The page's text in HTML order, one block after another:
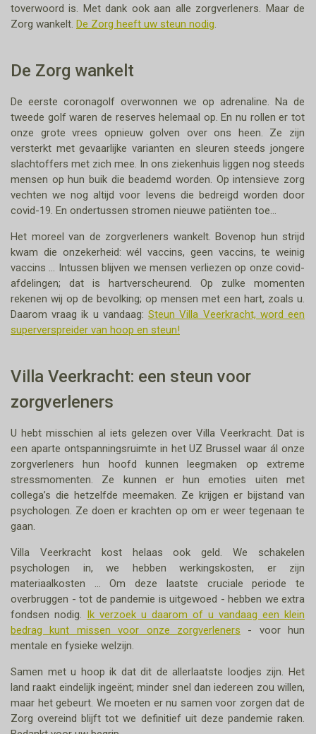
toverwoord is. Met dank ook aan alle zorgverleners. Maar de
Zorg wankelt. De Zorg heeft uw steun nodig
De Zorg wankelt
De eerste coronagolf overwonnen we op adrenaline. Na de
tweede golf waren de reserves helemaal op. En nu rollen er tot
onze grote vrees opnieuw golven over ons heen. Ze zijn
versterkt met gevaarlijke varianten en sleuren steeds jongere
slachtoffers met zich mee. In ons ziekenhuis liggen nog steeds
mensen op hun buik die beademd worden. Op intensieve zorg
vechten we nog altijd voor levens die bedreigd worden door
covid-19. En ondertussen stromen nieuwe patiënten toe...
Het moreel van de zorgverleners wankelt. Bovenop hun strijd
kwam die onzekerheid: wél vaccins, geen vaccins, te weinig
vaccins … Intussen blijven we mensen verliezen op onze covid-
afdelingen; dat is hartverscheurend. Op zulke momenten
rekenen wij op de bevolking; op mensen met een hart, zoals u.
Daarom vraag ik u vandaag:Steun Villa Veerkracht, word een
superverspreider van hoop en steun!
Villa Veerkracht: een steun voor
zorgverleners
U hebt misschien al iets gelezen over Villa Veerkracht. Dat is
een aparte ontspanningsruimte in het UZ Brussel waar ál onze
zorgverleners hun hoofd kunnen leegmaken op extreme
stressmomenten. Ze kunnen er hun emoties uiten met
collega’s die hetzelfde meemaken. Ze krijgen er bijstand van
psychologen. Ze doen er krachten op om er weer tegenaan te
gaan.
Villa Veerkracht kost helaas ook geld. We schakelen
psychologen in, we hebben werkingskosten, er zijn
materiaalkosten … Om deze laatste cruciale periode te
overbruggen - tot de pandemie is uitgewoed - hebben we extra
fondsen nodig. Ik verzoek u daarom of u vandaag een klein
bedrag kunt missen voor onze zorgverleners - voor hun
mentale en fysieke welzijn.
Samen met u hoop ik dat dit de allerlaatste loodjes zijn. Het
land raakt eindelijk ingeënt; minder snel dan iedereen zou willen,
maar het gebeurt. We moeten er nu samen voor zorgen dat de
Zorg overeind blijft tot we definitief uit deze pandemie raken.